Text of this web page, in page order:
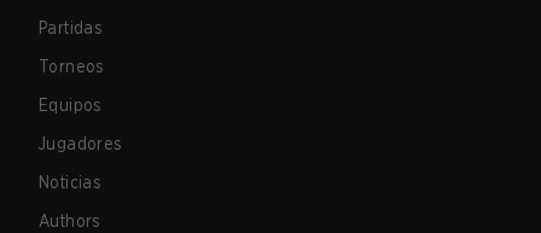
Partidas
Torneos
Equipos
Jugadores
Noticias
Authors